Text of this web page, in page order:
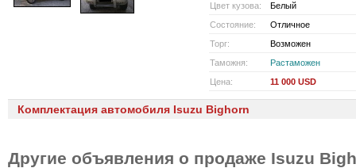
Цвет кузова:
Белый
Состояние:
Отличное
Торг:
Возможен
Таможня:
Растаможен
Цена:
11 000 USD
Комплектация автомобиля Isuzu Bighorn
Другие объявления о продаже Isuzu